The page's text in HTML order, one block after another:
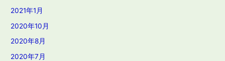
2021年1月
2020年10月
2020年8月
2020年7月